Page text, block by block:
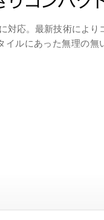
対応。最新技術により
イルにあった無理の無